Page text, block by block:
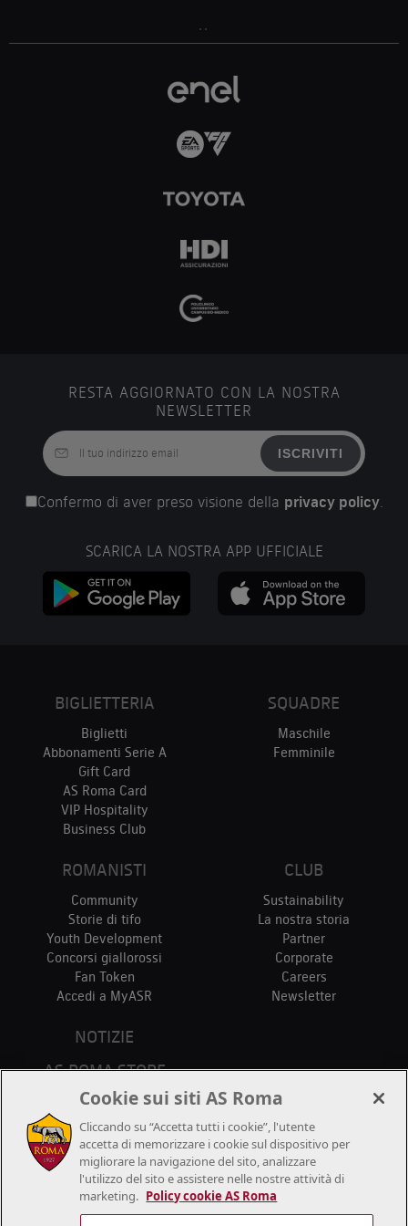
..
RESTA AGGIORNATO CON LA NOSTRA
NEWSLETTER
ISCRIVITI
Confermo di aver preso visione della privacy policy.
SCARICA LA NOSTRA APP UFFICIALE
BIGLIETTERIA
Biglietti
Abbonamenti Serie A
Gift Card
AS Roma Card
VIP Hospitality
Business Club
SQUADRE
Maschile
Femminile
ROMANISTI
Community
Storie di tifo
Youth Development
Concorsi giallorossi
Fan Token
Accedi a MyASR
CLUB
Sustainability
La nostra storia
Partner
Corporate
Careers
Newsletter
NOTIZIE
AS ROMA STORE
PUNTI VENDITA
STADIO
CONTATTACI
Cookie sui siti AS Roma
Cliccando su “Accetta tutti i cookie”, l'utente
accetta di memorizzare i cookie sul dispositivo per
migliorare la navigazione del sito, analizzare
l'utilizzo del sito e assistere nelle nostre attività di
marketing. Policy cookie AS Roma